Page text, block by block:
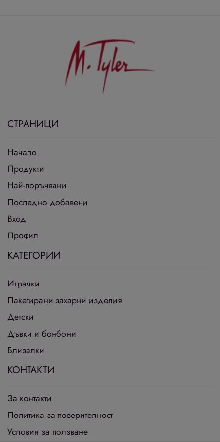
СТРАНИЦИ
Начало
Продукти
Най-поръчвани
Последно добавени
Вход
Профил
КАТЕГОРИИ
Играчки
Пакетирани захарни изделия
Детски
Дъвки и бонбони
Близалки
КОНТАКТИ
За контакти
Политика за поверителност
Условия за ползване